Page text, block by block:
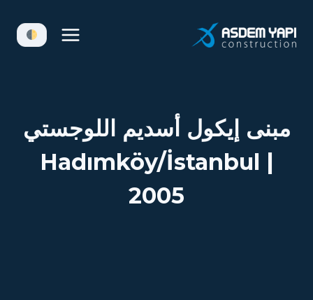
إلى
المحتوى
مبنى إيكول أسديم اللوجستي
Hadımköy/İstanbul |
2005